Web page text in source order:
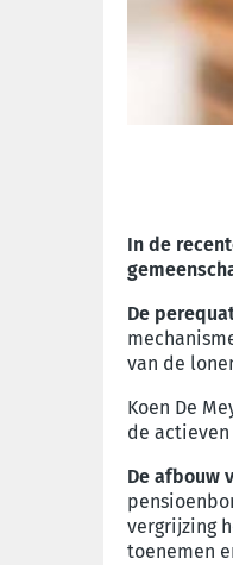
In de
De
van de
Koen De
de
De afbouw
vergrijzing
toenemen